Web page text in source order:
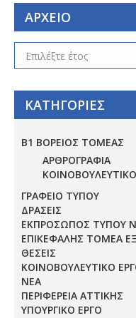
ΑΡΧΕΙΟ
ΑΡΧΕΙΟ
ΚΑΤΗΓΟΡΙΕΣ
Β1 ΒΟΡΕΙΟΣ ΤΟΜΕΑΣ
ΑΡΘΡΟΓΡΑΦΙΑ
ΓΡΑΦΕΙΟ ΤΥΠΟΥ
ΔΡΑΣΕΙΣ
ΕΚΠΡΟΣΩΠΟΣ ΤΥΠΟΥ
ΕΠΙΚΕΦΑΛΗΣ ΤΟΜΕΑ
ΘΕΣΕΙΣ
ΚΟΙΝΟΒΟΥΛΕΥΤΙΚΟ
ΝΕΑ
ΠΕΡΙΦΕΡΕΙΑ ΑΤΤΙΚΗΣ
ΥΠΟΥΡΓΙΚΟ ΕΡΓΟ